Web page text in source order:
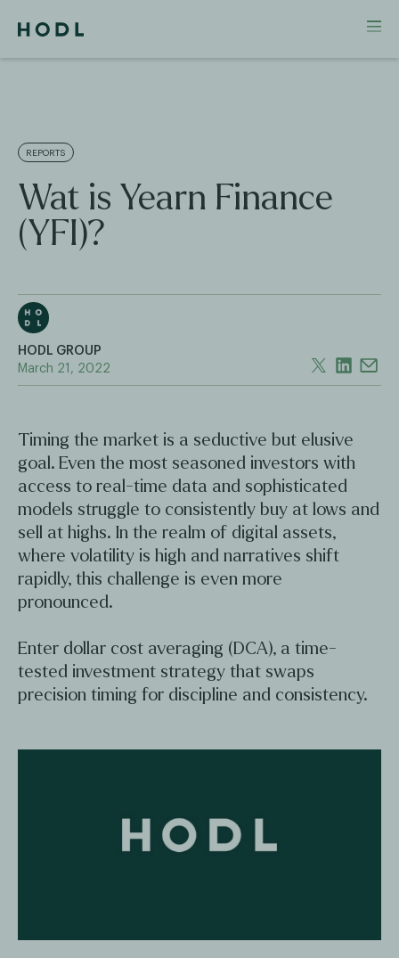
REPORTS
Wat is Yearn Finance
(YFI)?
HODL GROUP
March 21, 2022
Timing the market is a seductive but elusive
goal. Even the most seasoned investors with
access to real-time data and sophisticated
models struggle to consistently buy at lows and
sell at highs. In the realm of digital assets,
where volatility is high and narratives shift
rapidly, this challenge is even more
pronounced.
Enter dollar cost averaging (DCA), a time-
tested investment strategy that swaps
precision timing for discipline and consistency.